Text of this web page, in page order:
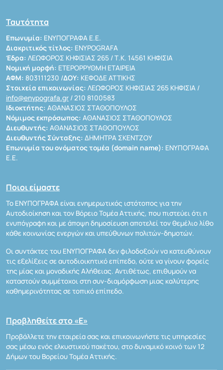
Ταυτότητα
Επωνυμία: ΕΝΥΠΟΓΡΑΦΑ Ε.Ε.
Διακριτικός τίτλος: ENYPOGRAFA
Έδρα: ΛΕΩΦΟΡΟΣ ΚΗΦΙΣΙΑΣ 265 / Τ.Κ. 14561 ΚΗΦΙΣΙΑ
Νομική μορφή: ΕΤΕΡΟΡΡΥΘΜΗ ΕΤΑΙΡΕΙΑ
ΑΦΜ: 803111230 /ΔΟΥ: ΚΕΦΟΔΕ ΑΤΤΙΚΗΣ
Στοιχεία επικοινωνίας: ΛΕΩΦΟΡΟΣ ΚΗΦΙΣΙΑΣ 265 ΚΗΦΙΣΙΑ /
info@enypografa.gr / 210 8100583
Ιδιοκτήτης: ΑΘΑΝΑΣΙΟΣ ΣΤΑΘΟΠΟΥΛΟΣ
Νόμιμος εκπρόσωπος: ΑΘΑΝΑΣΙΟΣ ΣΤΑΘΟΠΟΥΛΟΣ
Διευθυντής: ΑΘΑΝΑΣΙΟΣ ΣΤΑΘΟΠΟΥΛΟΣ
Διευθυντής Σύνταξης: ΔΗΜΗΤΡΑ ΣΚΕΝΤΖΟΥ
Επωνυμία του ονόματος τομέα (domain name): ΕΝΥΠΟΓΡΑΦΑ
Ε.Ε.
Ποιοι είμαστε
Το ΕΝΥΠΟΓΡΑΦΑ είναι ενημερωτικός ιστότοπος για την
Αυτοδιοίκηση και τον Βόρειο Τομέα Αττικής, που πιστεύει ότι η
ενυπόγραφη και με άποψη δημοσίευση αποτελεί τον θεμέλιο λίθο
κάθε κοινωνίας ενεργών και υπεύθυνων πολιτών-δημοτών.
Οι συντάκτες του ΕΝΥΠΟΓΡΑΦΑ δεν φιλοδοξούν να κατευθύνουν
τις εξελίξεις σε αυτοδιοικητικό επίπεδο, ούτε να γίνουν φορείς
της μίας και μοναδικής Αλήθειας. Αντιθέτως, επιθυμούν να
καταστούν συμμέτοχοι στη συν-διαμόρφωση μιας καλύτερης
καθημερινότητας σε τοπικό επίπεδο.
Προβληθείτε στο «Ε»
Προβάλλετε την εταιρεία σας και επικοινωνήστε τις υπηρεσίες
σας μέσω ενός ελκυστικού πακέτου, στο δυναμικό κοινό των 12
Δήμων του Βορείου Τομέα Αττικής.